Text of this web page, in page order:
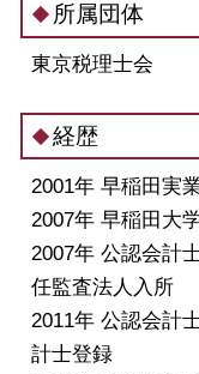
所属団体
東京税理士会
経歴
2001年 早稲田実
2007年 早稲田大
2007年 公認会
任監査法人入所
2011年 公認会
計士登録